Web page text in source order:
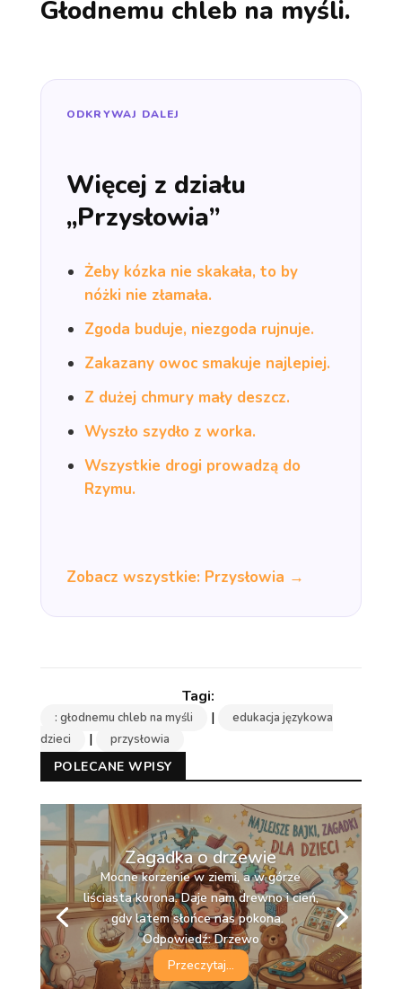
Głodnemu chleb na myśli.
ODKRYWAJ DALEJ
Więcej z działu
„Przysłowia”
Żeby kózka nie skakała, to by
nóżki nie złamała.
Zgoda buduje, niezgoda rujnuje.
Zakazany owoc smakuje najlepiej.
Z dużej chmury mały deszcz.
Wyszło szydło z worka.
Wszystkie drogi prowadzą do
Rzymu.
Zobacz wszystkie: Przysłowia →
: głodnemu chleb na myśli |
edukacja językowa
dzieci
| przysłowia
POLECANE WPISY
Zagadka o drzewie
Mocne korzenie w ziemi, a w górze
liściasta korona. Daje nam drewno i cień,
gdy latem słońce nas pokona.
Odpowiedź: Drzewo
Przeczytaj...